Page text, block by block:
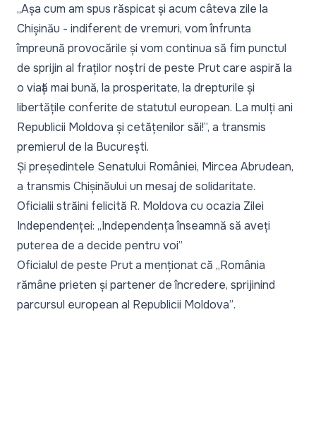
„Așa cum am spus răspicat și acum câteva zile la
Chișinău - indiferent de vremuri, vom înfrunta
împreună provocările și vom continua să fim punctul
de sprijin al fraților noștri de peste Prut care aspiră la
o viață mai bună, la prosperitate, la drepturile și
libertățile conferite de statutul european. La mulți ani
Republicii Moldova și cetățenilor săi!”, a transmis
premierul de la București.
Și președintele Senatului României, Mircea Abrudean,
a transmis Chișinăului un mesaj de solidaritate.
Oficialii străini felicită R. Moldova cu ocazia Zilei
Independenței: „Independența înseamnă să aveți
puterea de a decide pentru voi”
Oficialul de peste Prut a menționat că „România
rămâne prieten și partener de încredere, sprijinind
parcursul european al Republicii Moldova”.